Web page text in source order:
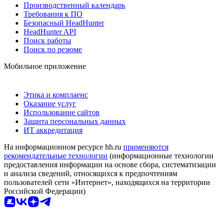
Производственный календарь
Требования к ПО
Безопасный HeadHunter
HeadHunter API
Поиск работы
Поиск по резюме
Мобильное приложение
Этика и комплаенс
Оказание услуг
Использование сайтов
Защита персональных данных
ИТ аккредитация
На информационном ресурсе hh.ru применяются
рекомендательные технологии (информационные технологии
предоставления информации на основе сбора, систематизации
и анализа сведений, относящихся к предпочтениям
пользователей сети «Интернет», находящихся на территории
Российской Федерации)